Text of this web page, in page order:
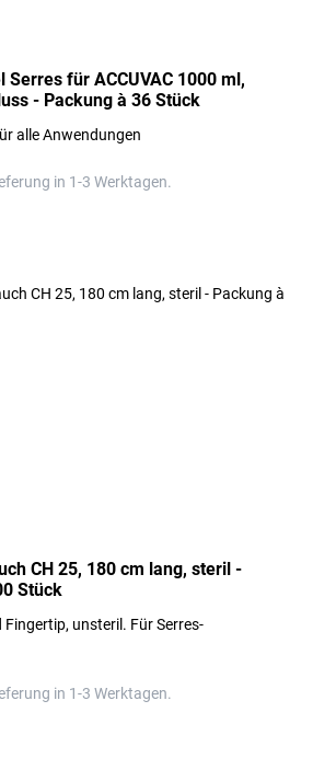
Serres für ACCUVAC 1000 ml,
- Packung à 36 Stück
alle Anwendungen
in 1-3 Werktagen.
CH 25, 180 cm lang, steril -
Stück
unsteril. Für Serres-
in 1-3 Werktagen.